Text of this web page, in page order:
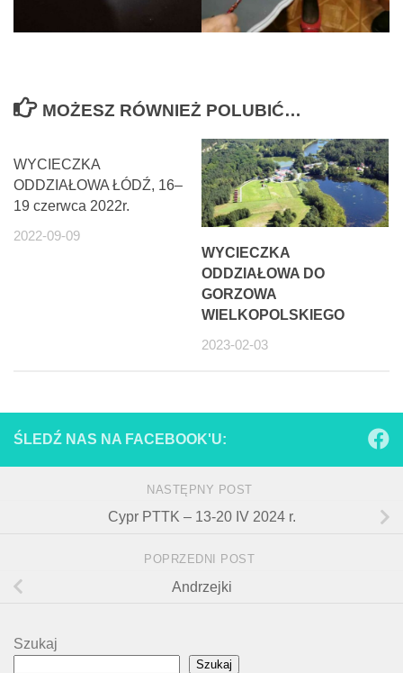
MOŻESZ RÓWNIEŻ POLUBIĆ…
WYCIECZKA
ODDZIAŁOWA ŁÓDŹ, 16–
19 czerwca 2022r.
2022-09-09
WYCIECZKA
ODDZIAŁOWA DO
GORZOWA
WIELKOPOLSKIEGO
2023-02-03
ŚLEDŹ NAS NA FACEBOOK'U:
NASTĘPNY POST
Cypr PTTK – 13-20 IV 2024 r.
POPRZEDNI POST
Andrzejki
Szukaj
Szukaj